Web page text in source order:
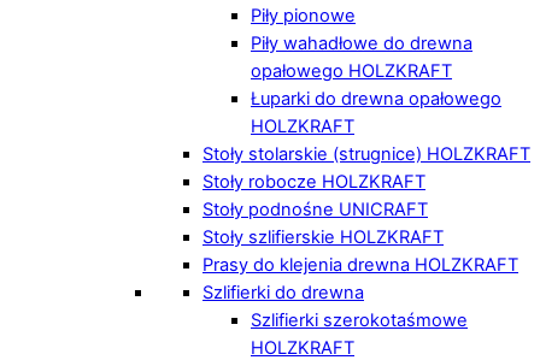
Piły pionowe
Piły wahadłowe do drewna
opałowego HOLZKRAFT
Łuparki do drewna opałowego
HOLZKRAFT
Stoły stolarskie (strugnice) HOLZKRAFT
Stoły robocze HOLZKRAFT
Stoły podnośne UNICRAFT
Stoły szlifierskie HOLZKRAFT
Prasy do klejenia drewna HOLZKRAFT
Szlifierki do drewna
Szlifierki szerokotaśmowe
HOLZKRAFT